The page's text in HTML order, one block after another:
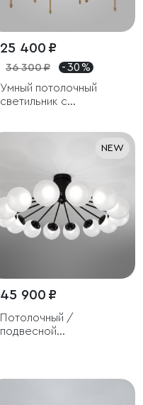
25 400 ₽
36 300 ₽
- 30 %
Умный потолочный
светильник с
NEW
45 900 ₽
Потолочный /
подвесной